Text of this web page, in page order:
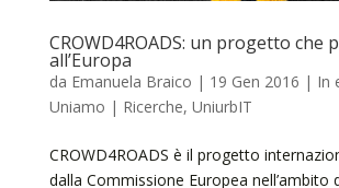
CROWD4ROADS: un progetto che
all’Europa
da Emanuela Braico | 19 Gen 2016 | In
Uniamo | Ricerche, UniurbIT
CROWD4ROADS è il progetto
dalla Commissione Europea nell’ambito